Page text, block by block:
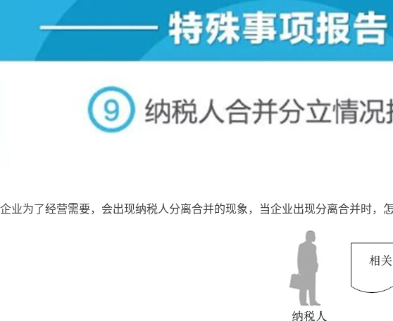
企业为了经营需要，会出现纳税人分离合并的现象，当企业出现分离合并时，